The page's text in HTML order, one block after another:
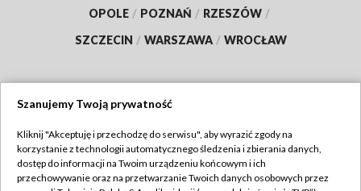
OPOLE / POZNAŃ / RZESZÓW /
SZCZECIN / WARSZAWA / WROCŁAW
TVP
Abonament TVP
Regulamin TVP
Szanujemy Twoją prywatność
Kliknij "Akceptuję i przechodzę do serwisu", aby wyrazić zgody na
korzystanie z technologii automatycznego śledzenia i zbierania danych,
dostęp do informacji na Twoim urządzeniu końcowym i ich
przechowywanie oraz na przetwarzanie Twoich danych osobowych przez